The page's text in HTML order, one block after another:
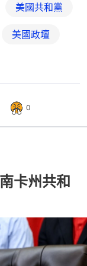
美國共和黨
美國政壇
0
卡州共和